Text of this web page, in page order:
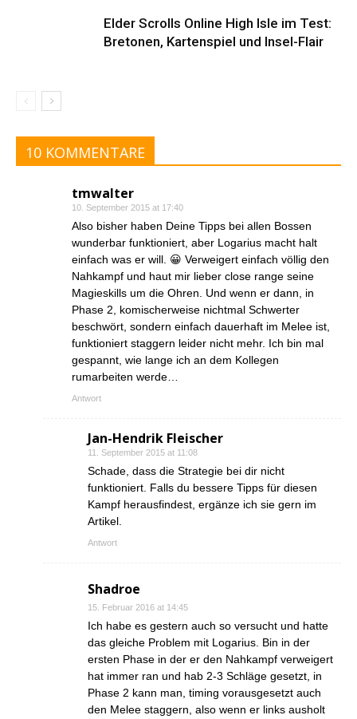
Elder Scrolls Online High Isle im Test:
Bretonen, Kartenspiel und Insel-Flair
10 KOMMENTARE
tmwalter
10. September 2015 at 17:40
Also bisher haben Deine Tipps bei allen Bossen
wunderbar funktioniert, aber Logarius macht halt
einfach was er will. 😀 Verweigert einfach völlig den
Nahkampf und haut mir lieber close range seine
Magieskills um die Ohren. Und wenn er dann, in
Phase 2, komischerweise nichtmal Schwerter
beschwört, sondern einfach dauerhaft im Melee ist,
funktioniert staggern leider nicht mehr. Ich bin mal
gespannt, wie lange ich an dem Kollegen
rumarbeiten werde…
Antwort
Jan-Hendrik Fleischer
11. September 2015 at 11:08
Schade, dass die Strategie bei dir nicht
funktioniert. Falls du bessere Tipps für diesen
Kampf herausfindest, ergänze ich sie gern im
Artikel.
Antwort
Shadroe
15. Februar 2016 at 14:45
Ich habe es gestern auch so versucht und hatte
das gleiche Problem mit Logarius. Bin in der
ersten Phase in der er den Nahkampf verweigert
hat immer ran und hab 2-3 Schläge gesetzt, in
Phase 2 kann man, timing vorausgesetzt auch
den Melee staggern, also wenn er links ausholt